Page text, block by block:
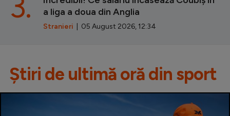
a liga a doua din Anglia
Stranieri | 05 August 2026, 12:34
Știri de ultimă oră din sport